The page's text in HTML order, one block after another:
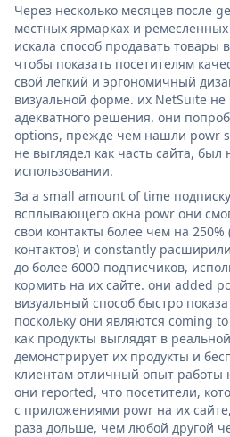
Через несколько месяцев после
местных ярмарках и
искала способ продавать товары
чтобы показать посетителям
свой легкий и эргономичный
визуальной форме. их NetSuite не
адекватного решения. они
options, прежде чем нашли powr
не выглядел как часть сайта,
использовании.
За a small amount of time
всплывающего окна powr они
свои контакты более чем на
контактов) и constantly
до более 6000 подписчиков,
кормить на их сайте. они added
визуальный способ быстро
поскольку они являются coming
как продукты выглядят в
демонстрирует их продукты и
клиентам отличный опыт работы
они reported, что посетители,
с приложениями powr на их
раза дольше, чем любой другой